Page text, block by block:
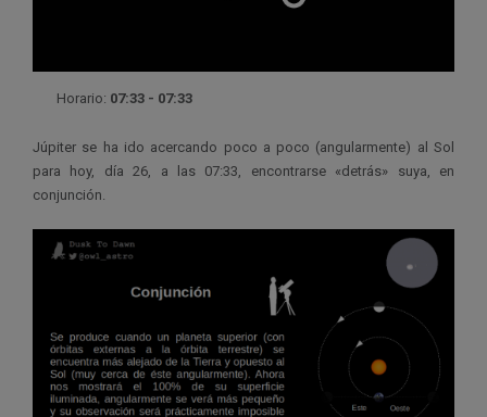
Horario: 07:33 - 07:33
Júpiter se ha ido acercando poco a poco (angularmente) al Sol
para hoy, día 26, a las 07:33, encontrarse «detrás» suya, en
conjunción.